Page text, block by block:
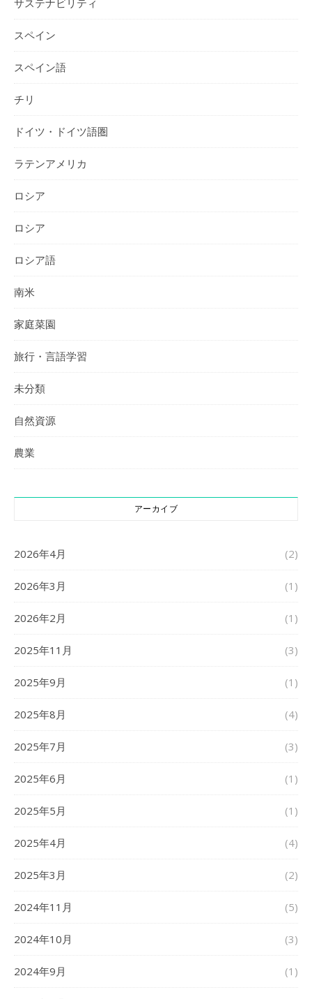
サステナビリティ
スペイン
スペイン語
チリ
ドイツ・ドイツ語圏
ラテンアメリカ
ロシア
ロシア
ロシア語
南米
家庭菜園
旅行・言語学習
未分類
自然資源
農業
アーカイブ
2026年4月 (2)
2026年3月 (1)
2026年2月 (1)
2025年11月 (3)
2025年9月 (1)
2025年8月 (4)
2025年7月 (3)
2025年6月 (1)
2025年5月 (1)
2025年4月 (4)
2025年3月 (2)
2024年11月 (5)
2024年10月 (3)
2024年9月 (1)